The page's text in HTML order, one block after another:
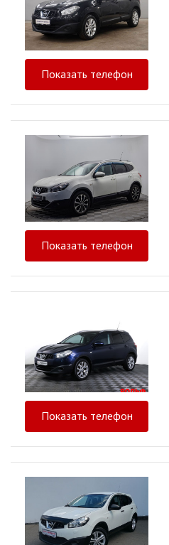
Показать телефон
Показать телефон
Показать телефон